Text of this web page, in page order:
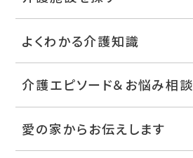
よくわかる介護知識
介護エピソード＆お悩み相談
愛の家からお伝えします